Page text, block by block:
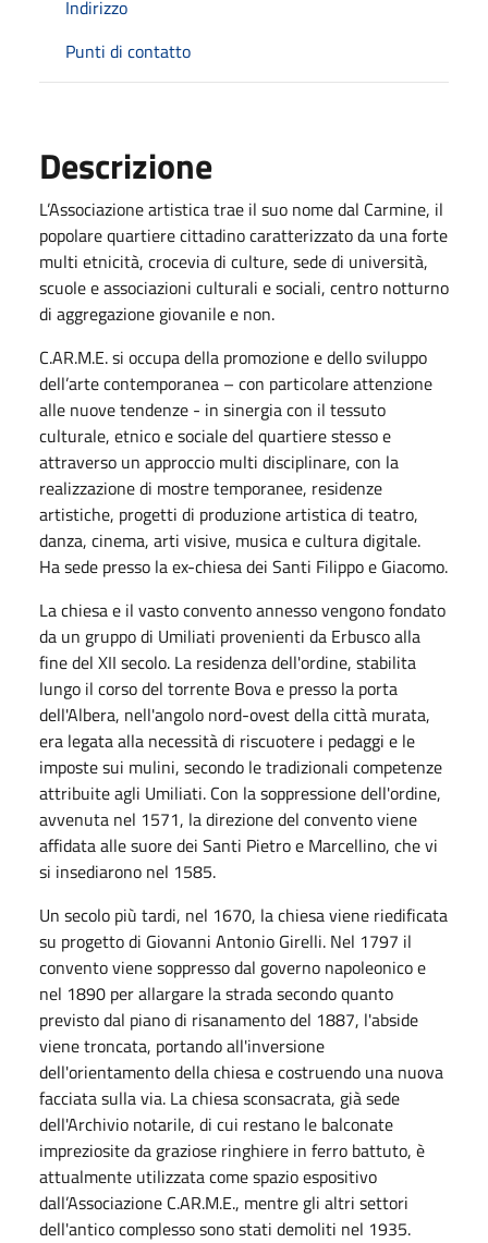
Indirizzo
Punti di contatto
Descrizione
L’Associazione artistica trae il suo nome dal Carmine, il
popolare quartiere cittadino caratterizzato da una forte
multi etnicità, crocevia di culture, sede di università,
scuole e associazioni culturali e sociali, centro notturno
di aggregazione giovanile e non.
C.AR.M.E. si occupa della promozione e dello sviluppo
dell’arte contemporanea – con particolare attenzione
alle nuove tendenze - in sinergia con il tessuto
culturale, etnico e sociale del quartiere stesso e
attraverso un approccio multi disciplinare, con la
realizzazione di mostre temporanee, residenze
artistiche, progetti di produzione artistica di teatro,
danza, cinema, arti visive, musica e cultura digitale.
Ha sede presso la ex-chiesa dei Santi Filippo e Giacomo.
La chiesa e il vasto convento annesso vengono fondato
da un gruppo di Umiliati provenienti da Erbusco alla
fine del XII secolo. La residenza dell'ordine, stabilita
lungo il corso del torrente Bova e presso la porta
dell'Albera, nell'angolo nord-ovest della città murata,
era legata alla necessità di riscuotere i pedaggi e le
imposte sui mulini, secondo le tradizionali competenze
attribuite agli Umiliati. Con la soppressione dell'ordine,
avvenuta nel 1571, la direzione del convento viene
affidata alle suore dei Santi Pietro e Marcellino, che vi
si insediarono nel 1585.
Un secolo più tardi, nel 1670, la chiesa viene riedificata
su progetto di Giovanni Antonio Girelli. Nel 1797 il
convento viene soppresso dal governo napoleonico e
nel 1890 per allargare la strada secondo quanto
previsto dal piano di risanamento del 1887, l'abside
viene troncata, portando all'inversione
dell'orientamento della chiesa e costruendo una nuova
facciata sulla via. La chiesa sconsacrata, già sede
dell'Archivio notarile, di cui restano le balconate
impreziosite da graziose ringhiere in ferro battuto, è
attualmente utilizzata come spazio espositivo
dall’Associazione C.AR.M.E., mentre gli altri settori
dell'antico complesso sono stati demoliti nel 1935.